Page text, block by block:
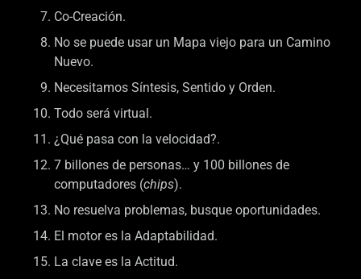
Co-Creación.
No se puede usar un Mapa viejo para un Camino
Nuevo.
Necesitamos Síntesis, Sentido y Orden.
Todo será virtual.
¿Qué pasa con la velocidad?.
7 billones de personas… y 100 billones de
computadores (chips).
No resuelva problemas, busque oportunidades.
El motor es la Adaptabilidad.
La clave es la Actitud.